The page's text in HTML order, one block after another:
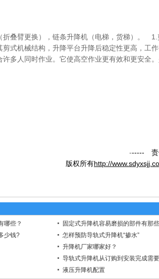
折叠臂更换），链条升降机（电梯，货梯）。 1.
式机械结构，升降平台升降后稳定性更高，工
多人同时作业。它使高空作业更有效和更安全
------ 责
版权所有http://
哪些？
固定式升降机容易磨损的部件有那些
少钱?
怎样预防导轨式升降机“掺水”
升降机厂家哪家好？
导轨式升降机从订购到安装完成需
液压升降机配置